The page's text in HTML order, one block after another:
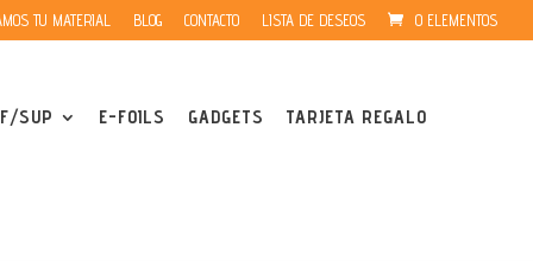
TU MATERIAL BLOG CONTACTO LISTA DE DESEOS 0 ELEMENTOS
SUP E-FOILS GADGETS TARJETA REGALO